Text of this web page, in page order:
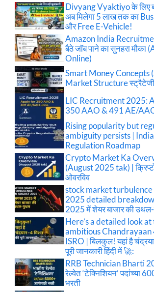
Divyang Vyaktiyo के लिए
अब मिलेगा 5 लाख तक का
और Free E-Vehicle!
Amazon India
बैठे जॉब पाने का सुनहरा मौका
Online)
Smart Money Concepts
Market Structure स्ट्रैटेजी
LIC Recruitment 2025:
350 AAO & 491 AE/
Rising popularity but
ambiguity persists |
Regulation Roadmap
Crypto Market Ka
(August 2025 tak) |
ओवरविव
stock market turbulence
2025 detailed
2025 में शेयर बाजार की
Here’s a detailed look at
ambitious Chandrayaan
ISRO | बिलकुल! यहां है
पूरी जानकारी हिंदी में 🚀:
RRB Technician Bharti
रेल्वेत ‘टेक्निशियन’ पदांच्या
भरती